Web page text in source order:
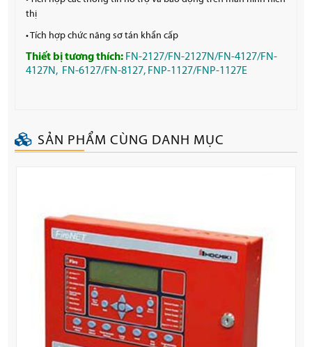
thị
• Tích hợp chức năng sơ tán khẩn cấp
Thiết bị tương thích: FN-2127/FN-2127N/FN-4127/FN-
4127N, FN-6127/FN-8127, FNP-1127/FNP-1127E
SẢN PHẨM CÙNG DANH MỤC